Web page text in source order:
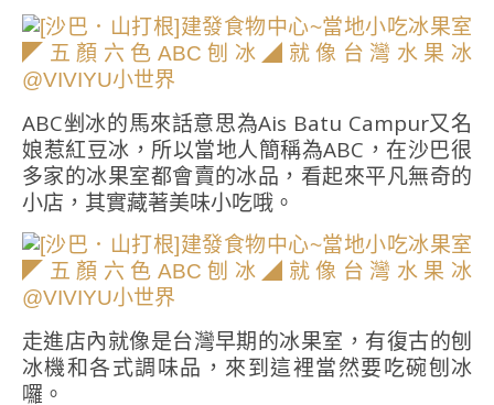
ABC剉冰的馬來話意思為Ais Batu Campur又名
娘惹紅豆冰，所以當地人簡稱為ABC，在沙巴很
多家的冰果室都會賣的冰品，看起來平凡無奇的
小店，其實藏著美味小吃哦。
走進店內就像是台灣早期的冰果室，有復古的刨
冰機和各式調味品，來到這裡當然要吃碗刨冰
囉。